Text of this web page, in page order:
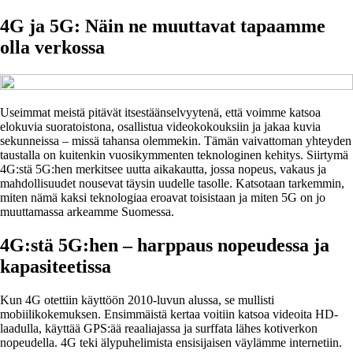
4G ja 5G: Näin ne muuttavat tapaamme
olla verkossa
Useimmat meistä pitävät itsestäänselvyytenä, että voimme katsoa
elokuvia suoratoistona, osallistua videokokouksiin ja jakaa kuvia
sekunneissa – missä tahansa olemmekin. Tämän vaivattoman yhteyden
taustalla on kuitenkin vuosikymmenten teknologinen kehitys. Siirtymä
4G:stä 5G:hen merkitsee uutta aikakautta, jossa nopeus, vakaus ja
mahdollisuudet nousevat täysin uudelle tasolle. Katsotaan tarkemmin,
miten nämä kaksi teknologiaa eroavat toisistaan ja miten 5G on jo
muuttamassa arkeamme Suomessa.
4G:stä 5G:hen – harppaus nopeudessa ja
kapasiteetissa
Kun 4G otettiin käyttöön 2010-luvun alussa, se mullisti
mobiilikokemuksen. Ensimmäistä kertaa voitiin katsoa videoita HD-
laadulla, käyttää GPS:ää reaaliajassa ja surffata lähes kotiverkon
nopeudella. 4G teki älypuhelimista ensisijaisen väylämme internetiin.